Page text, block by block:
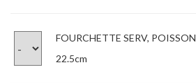
FOURCHETTE SERV, POISSON
22.5cm